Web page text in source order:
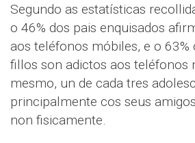
Segundo as estatísticas
o 46% dos pais enquisados
aos teléfonos móbiles, e o 63%
fillos son adictos aos teléfonos
mesmo, un de cada tres
principalmente cos seus
non fisicamente.